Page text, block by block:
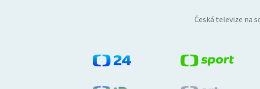
Česká televize na